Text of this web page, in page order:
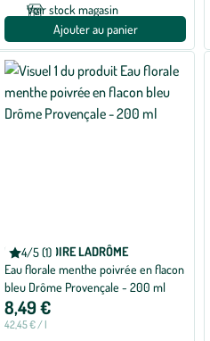
Voir stock magasin
Ajouter au panier
4/5 (1)
Note
moyenne
de
4
sur
5
avec
LABORATOIRE LADRÔME
Eau florale menthe poivrée en flacon
bleu Drôme Provençale - 200 ml
8,49 €
42,45 € / l